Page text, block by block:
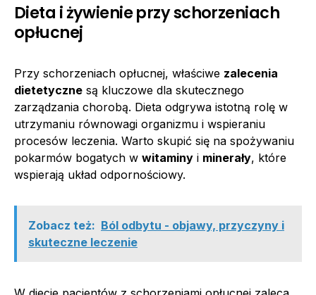
Dieta i żywienie przy schorzeniach
opłucnej
Przy schorzeniach opłucnej, właściwe zalecenia
dietetyczne są kluczowe dla skutecznego
zarządzania chorobą. Dieta odgrywa istotną rolę w
utrzymaniu równowagi organizmu i wspieraniu
procesów leczenia. Warto skupić się na spożywaniu
pokarmów bogatych w witaminy i minerały, które
wspierają układ odpornościowy.
Zobacz też: Ból odbytu - objawy, przyczyny i
skuteczne leczenie